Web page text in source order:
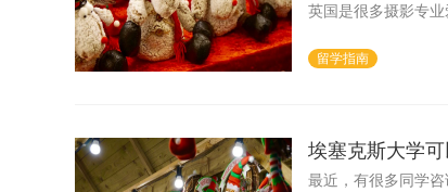
英国是很多摄影专
留学指南
埃塞克斯大学
最近，有很多同学